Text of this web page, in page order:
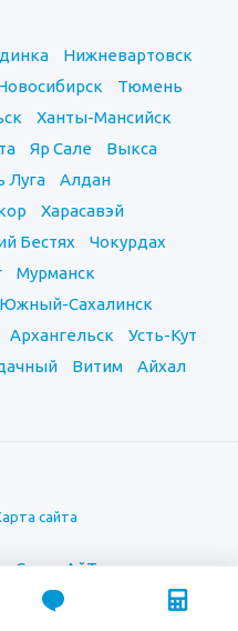
Нижневартовск
Тюмень
Ханты-Мансийск
Яр Сале
Выкса
Луга
Алдан
Харасавэй
Бестях
Чокурдах
Мурманск
Южный-Сахалинск
Архангельск
Усть-Кут
Витим
Айхал
сайта